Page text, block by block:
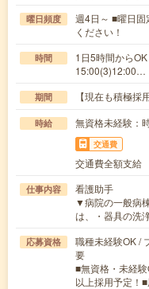
曜日頻度
週4日～ ■曜日
ください！
時間
1日5時間から
15:00(3)12:00…
期間 【現在も積極採
時給 無資格未経験
交通費
交通費全額支給
仕事内容
看護助手
▼病院の一般病
は、・器具の洗
応募資格
職種未経験OK /
要
■無資格・未経
以上採用予定！